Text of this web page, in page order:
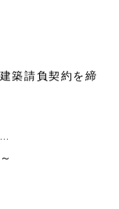
築請負契約を締